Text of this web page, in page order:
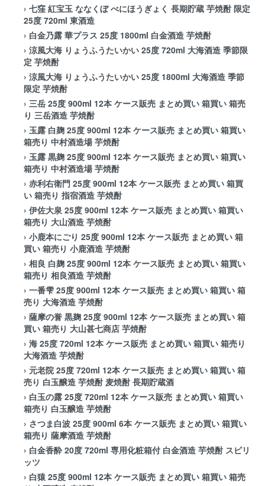
› 七窪 紅宝玉 ななくぼ べにほうぎょく 長期貯蔵 芋焼酎 限定
25度 720ml 東酒造
› 白金乃露 華プラス 25度 1800ml 白金酒造 芋焼酎
› 涼風大海 りょうふうたいかい 25度 720ml 大海酒造 季節限
定 芋焼酎
› 涼風大海 りょうふうたいかい 25度 1800ml 大海酒造 季節
限定 芋焼酎
› 三岳 25度 900ml 12本 ケース販売 まとめ買い 箱買い 箱売
り 三岳酒造 芋焼酎
› 玉露 白麹 25度 900ml 12本 ケース販売 まとめ買い 箱買い
箱売り 中村酒造場 芋焼酎
› 玉露 黒麹 25度 900ml 12本 ケース販売 まとめ買い 箱買い
箱売り 中村酒造場 芋焼酎
› 赤利右衛門 25度 900ml 12本 ケース販売 まとめ買い 箱買
い 箱売り 指宿酒造 芋焼酎
› 伊佐大泉 25度 900ml 12本 ケース販売 まとめ買い 箱買い
箱売り 大山酒造 芋焼酎
› 小鹿本にごり 25度 900ml 12本 ケース販売 まとめ買い 箱
買い 箱売り 小鹿酒造 芋焼酎
› 相良 白麹 25度 900ml 12本 ケース販売 まとめ買い 箱買い
箱売り 相良酒造 芋焼酎
› 一番雫 25度 900ml 12本 ケース販売 まとめ買い 箱買い 箱
売り 大海酒造 芋焼酎
› 薩摩の誉 黒麹 25度 900ml 12本 ケース販売 まとめ買い 箱
買い 箱売り 大山甚七商店 芋焼酎
› 海 25度 720ml 12本 ケース販売 まとめ買い 箱買い 箱売り
大海酒造 芋焼酎
› 元老院 25度 720ml 12本 ケース販売 まとめ買い 箱買い 箱
売り 白玉醸造 芋焼酎 麦焼酎 長期貯蔵酒
› 白玉の露 25度 720ml 12本 ケース販売 まとめ買い 箱買い
箱売り 白玉醸造 芋焼酎
› さつま白波 25度 900ml 6本 ケース販売 まとめ買い 箱買い
箱売り 薩摩酒造 芋焼酎
› 白金香酔 20度 720ml 専用化粧箱付 白金酒造 芋焼酎 スピリ
ッツ
› 白猿 25度 900ml 12本 ケース販売 まとめ買い 箱買い 箱売